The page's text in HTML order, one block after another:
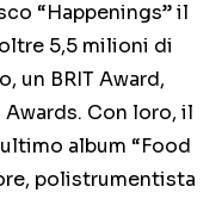
“Happenings” il
5,5 milioni di
un BRIT Award,
Con loro, il
album “Food
polistrumentista